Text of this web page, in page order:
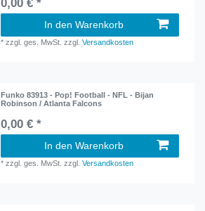
0,00 € *
In den Warenkorb
*zzgl. ges. MwSt. zzgl.Versandkosten
Funko 83913 - Pop! Football - NFL - Bijan
Robinson / Atlanta Falcons
0,00 € *
In den Warenkorb
*zzgl. ges. MwSt. zzgl.Versandkosten